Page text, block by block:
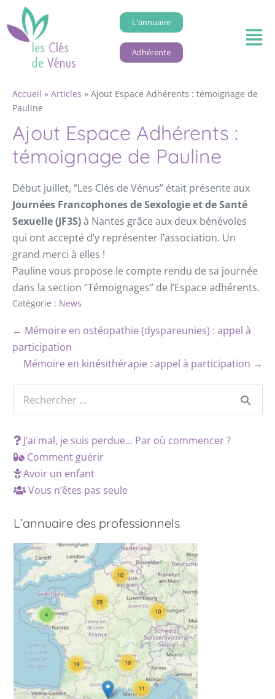
L'annuaire
Adhérente
Accueil » Articles » Ajout Espace Adhérents : témoignage de
Pauline
Ajout Espace Adhérents :
témoignage de Pauline
Début juillet, “Les Clés de Vénus” était présente aux
Journées Francophones de Sexologie et de Santé
Sexuelle (JF3S)à Nantes grâce aux deux bénévoles
qui ont accepté d’y représenter l’association. Un
grand merci à elles !
Pauline vous propose le compte rendu de sa journée
dans la section “Témoignages” de l’Espace adhérents.
Catégorie : News
← Mémoire en ostéopathie (dyspareunies) : appel à
participation
Mémoire en kinésithérapie : appel à participation →
J’ai mal, je suis perdue… Par où commencer ?
Comment guérir
Avoir un enfant
Vous n’êtes pas seule
L’annuaire des professionnels